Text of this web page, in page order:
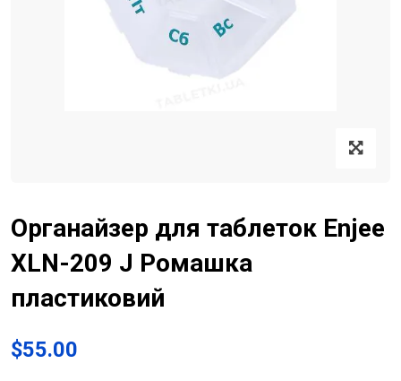
Органайзер для таблеток Enjee
XLN-209 J Ромашка
пластиковий
$55.00